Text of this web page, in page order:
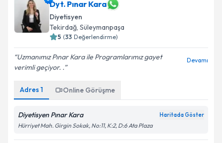
Dyt. Pınar Kara
Diyetisyen
Tekirdağ, Süleymanpaşa
5 (33 Değerlendirme)
Uzmanımız Pınar Kara ile Programlarımız gayet
verimli geçiyor. .
Devamı
Adres 1 Online Görüşme
Diyetisyen Pınar Kara Haritada Göster
Hürriyet Mah. Girgin Sokak, No:11, K:2, D:6 Ata Plaza